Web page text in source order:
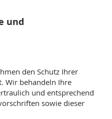
und
den Schutz Ihrer
Wir behandeln Ihre
und entsprechend
sowie dieser